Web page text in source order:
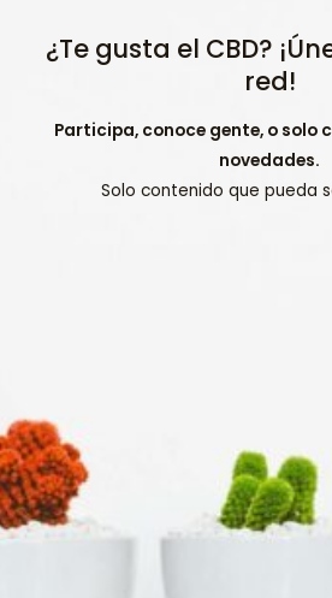
¿Te gusta el CBD?
red!
Participa, conoce gente, o solo
novedades.
Solo contenido que pueda